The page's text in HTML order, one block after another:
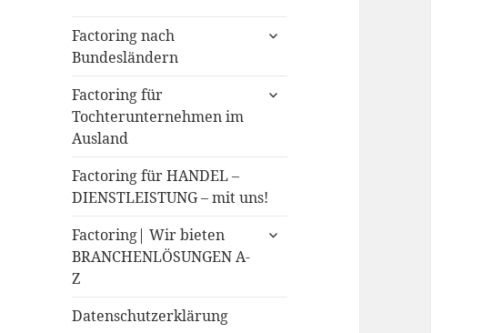
Factoring nach
Bundesländern
expand
Factoring für
Tochterunternehmen im
Ausland
expand
Factoring für HANDEL –
DIENSTLEISTUNG – mit uns!
Factoring| Wir bieten
BRANCHENLÖSUNGEN A-
Z
expand
Datenschutzerklärung